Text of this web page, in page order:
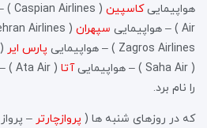
هواپیماییکاسپین ( Caspian Airlines ) – هواپیمایی
Air ) – هواپیمایی
سپهران ( Sepehran Airlines ) – هواپیمایی
Zagros Airlines ) – هواپیمایی
پارس ایر ( ParsAir ) – هواپیمایی
( Saha Air ) – هواپیمایی
آتا ( Ata Air ) – هواپیمایی
را نام برد.
که در روزهای شنبه ها ( پروازچارتر –